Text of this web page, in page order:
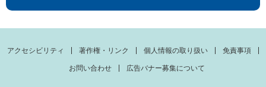
アクセシビリティ 著作権・リンク 個人情報の取り扱い 免責事項
お問い合わせ 広告バナー募集について